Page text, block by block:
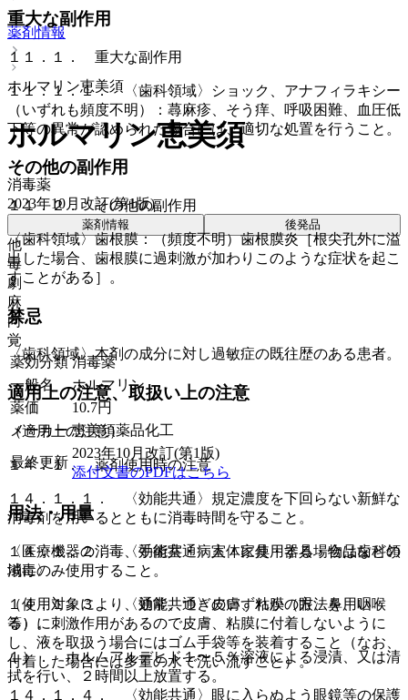
重大な副作用
１１．１． 重大な副作用
１１．１．１． 〈歯科領域〉ショック、アナフィラキシー
（いずれも頻度不明）：蕁麻疹、そう痒、呼吸困難、血圧低
下等の異常が認められた場合には、適切な処置を行うこと。
その他の副作用
１１．２． その他の副作用
〈歯科領域〉歯根膜：（頻度不明）歯根膜炎［根尖孔外に溢
出した場合、歯根膜に過刺激が加わりこのような症状を起こ
すことがある］。
禁忌
〈歯科領域〉本剤の成分に対し過敏症の既往歴のある患者。
適用上の注意、取扱い上の注意
（適用上の注意）
１４．１． 薬剤使用時の注意
１４．１．１． 〈効能共通〉規定濃度を下回らない新鮮な
消毒剤を用いるとともに消毒時間を守ること。
１４．１．２． 〈効能共通〉人体に使用する場合は歯科領
域にのみ使用すること。
１４．１．３． 〈効能共通〉皮膚、粘膜（眼、鼻、咽喉
等）に刺激作用があるので皮膚、粘膜に付着しないように
し、液を取扱う場合にはゴム手袋等を装着すること（なお、
付着した場合には多量の水で洗い流すこと）。
１４．１．４． 〈効能共通〉眼に入らぬよう眼鏡等の保護
薬剤情報
ホルマリン恵美須
ホルマリン恵美須
消毒薬
2023年10月改訂(第1版)
薬剤情報 後発品
他
毒
劇
麻
向
覚
薬効分類 消毒薬
一般名
ホルマリン
薬価
10.7円
メーカー 恵美須薬品化工
最終更新
2023年10月改訂(第1版)
添付文書のPDFはこちら
用法・用量
〈医療機器の消毒、手術室・病室・家具・器具・物品などの
消毒〉
（使用対象により、通常、つぎのいずれかの方法を用い
る）。
１）． ホルムアルデヒド１〜５％溶液による浸漬、又は清
拭を行い、２時間以上放置する。